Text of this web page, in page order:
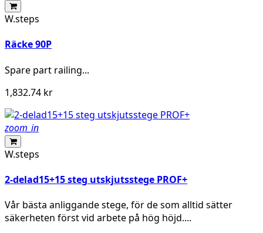
W.steps
Räcke 90P
Spare part railing...
1,832.74 kr
zoom_in
W.steps
2-delad15+15 steg utskjutsstege PROF+
Vår bästa anliggande stege, för de som alltid sätter
säkerheten först vid arbete på hög höjd....